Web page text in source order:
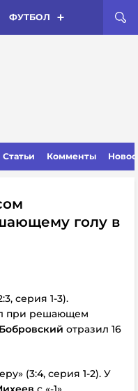
ФУТБОЛ
Статьи Комменты
голу в
серия 1-3).
при решающем
Бобровский отразил 16
(3:4, серия 1-2). У